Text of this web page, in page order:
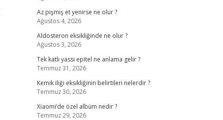
Az pişmiş et yenirse ne olur ?
Ağustos 4, 2026
Aldosteron eksikliğinde ne olur ?
Ağustos 3, 2026
Tek katlı yassı epitel ne anlama gelir ?
Temmuz 31, 2026
Kemik iliği eksikliğinin belirtileri nelerdir ?
Temmuz 30, 2026
Xiaomi’de özel albüm nedir ?
Temmuz 29, 2026